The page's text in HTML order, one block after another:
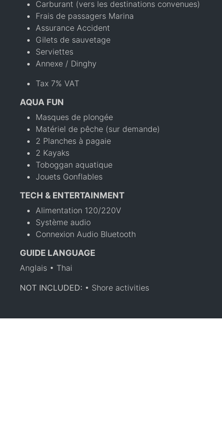
Carburant (vers les destinations convenues)
Frais de passagers Marina
Assurance Accident
Gilets de sauvetage
Serviettes
Annexe / Dinghy
Tax 7% VAT
AQUA FUN
Masques de plongée
Matériel de pêche (sur demande)
2 Planches à pagaie
2 Kayaks
Toboggan aquatique
Jouets Gonflables
TECH & ENTERTAINMENT
Alimentation 120/220V
Système audio
Connexion Audio Bluetooth
GUIDE LANGUAGE
Anglais • Thai
NOT INCLUDED: • Shore activities